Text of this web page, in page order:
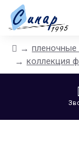
коллекция